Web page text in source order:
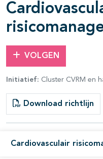
VOLGEN
Initiatief: Cluster CVRM en
Download richtlijn
Cardiovasculair
open- en
open- en
open- en
open- en